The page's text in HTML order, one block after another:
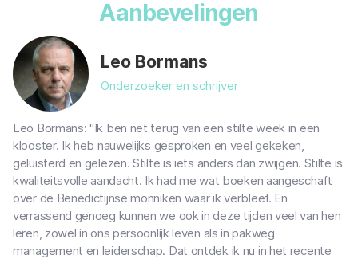
Aanbevelingen
Leo Bormans
Onderzoeker en schrijver
Leo Bormans: "Ik ben net terug van een stilte week in een
klooster. Ik heb nauwelijks gesproken en veel gekeken,
geluisterd en gelezen. Stilte is iets anders dan zwijgen. Stilte is
kwaliteitsvolle aandacht. Ik had me wat boeken aangeschaft
over de Benedictijnse monniken waar ik verbleef. En
verrassend genoeg kunnen we ook in deze tijden veel van hen
leren, zowel in ons persoonlijk leven als in pakweg
management en leiderschap. Dat ontdek ik nu in het recente